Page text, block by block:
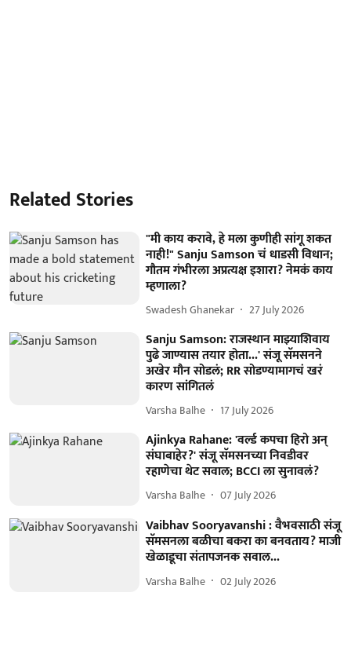
Related Stories
"मी काय करावे, हे मला कुणीही सांगू शकत
नाही!" Sanju Samson चं धाडसी विधान;
गौतम गंभीरला अप्रत्यक्ष इशारा? नेमकं काय
म्हणाला?
Swadesh Ghanekar 27 July 2026
Sanju Samson: राजस्थान माझ्याशिवाय
पुढे जाण्यास तयार होता...' संजू सॅमसनने
अखेर मौन सोडलं; RR सोडण्यामागचं खरं
कारण सांगितलं
Varsha Balhe 17 July 2026
Ajinkya Rahane: 'वर्ल्ड कपचा हिरो अन्
संघाबाहेर?' संजू सॅमसनच्या निवडीवर
रहाणेचा थेट सवाल; BCCI ला सुनावलं?
Varsha Balhe 07 July 2026
Vaibhav Sooryavanshi : वैभवसाठी संजू
सॅमसनला बळीचा बकरा का बनवताय? माजी
खेळाडूचा संतापजनक सवाल...
Varsha Balhe 02 July 2026